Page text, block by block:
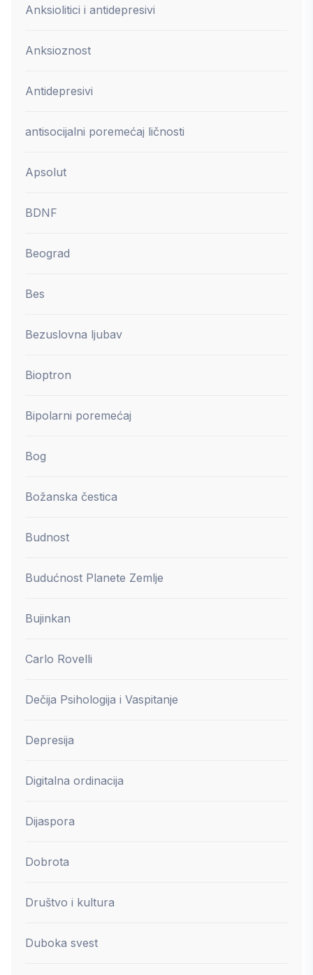
Anksiolitici i antidepresivi
Anksioznost
Antidepresivi
antisocijalni poremećaj ličnosti
Apsolut
BDNF
Beograd
Bes
Bezuslovna ljubav
Bioptron
Bipolarni poremećaj
Bog
Božanska čestica
Budnost
Budućnost Planete Zemlje
Bujinkan
Carlo Rovelli
Dečija Psihologija i Vaspitanje
Depresija
Digitalna ordinacija
Dijaspora
Dobrota
Društvo i kultura
Duboka svest